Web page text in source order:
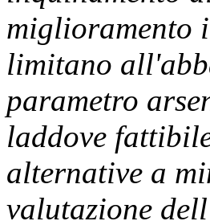
miglioramento
limitano
parametro
laddove
alternative a
valutazione